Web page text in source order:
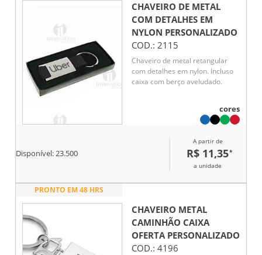
CHAVEIRO DE METAL
COM DETALHES EM
NYLON PERSONALIZADO
COD.: 2115
Chaveiro de metal retangular
com detalhes em nylon. Incluso
caixa com berço aveludado.
cores
Disponível:23.500
A partir de
R$ 11,35*
a unidade
PRONTO EM 48 HRS
CHAVEIRO METAL
CAMINHÃO CAIXA
OFERTAPERSONALIZADO
COD.: 4196